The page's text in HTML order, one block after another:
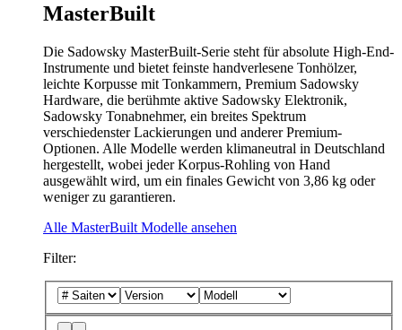
MasterBuilt
Die Sadowsky MasterBuilt-Serie steht für absolute High-End-
Instrumente und bietet feinste handverlesene Tonhölzer,
leichte Korpusse mit Tonkammern, Premium Sadowsky
Hardware, die berühmte aktive Sadowsky Elektronik,
Sadowsky Tonabnehmer, ein breites Spektrum
verschiedenster Lackierungen und anderer Premium-
Optionen. Alle Modelle werden klimaneutral in Deutschland
hergestellt, wobei jeder Korpus-Rohling von Hand
ausgewählt wird, um ein finales Gewicht von 3,86 kg oder
weniger zu garantieren.
Alle MasterBuilt Modelle ansehen
Filter: